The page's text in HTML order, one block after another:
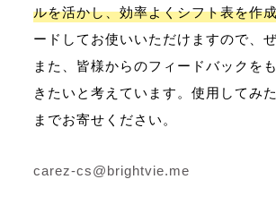
ルを活かし、効率よくシフト表を作
ードしてお使いいただけますので、
また、皆様からのフィードバックを
きたいと考えています。使用してみ
までお寄せください。
carez-cs@brightvie.me